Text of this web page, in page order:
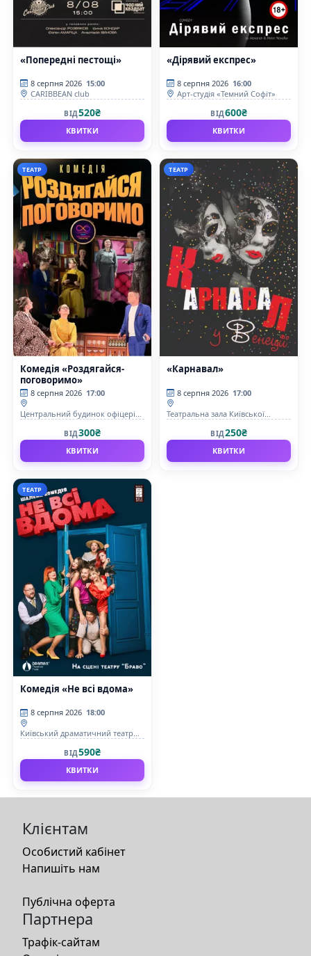
«Попередні пестощі»
8 серпня 2026 15:00
CARIBBEAN club
ВІД520₴
КВИТКИ
«Дірявий експрес»
8 серпня 2026 16:00
Арт-студія «Темний Софіт»
ВІД600₴
КВИТКИ
ТЕАТР
Комедія «Роздягайся-
поговоримо»
8 серпня 2026 17:00
Центральний будинок офіцерів
ВІД300₴
КВИТКИ
ТЕАТР
«Карнавал»
8 серпня 2026 17:00
Театральна зала Київської
ВІД250₴
КВИТКИ
ТЕАТР
Комедія «Не всі вдома»
8 серпня 2026 18:00
Київський драматичний театр
ВІД590₴
КВИТКИ
Клієнтам
Особистий кабінет
Напишіть нам
Публічна оферта
Партнера
Трафік-сайтам